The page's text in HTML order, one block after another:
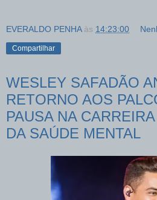
EVERALDO PENHA às 14:23:00
Compartilhar
WESLEY SAFADÃO
RETORNO AOS
PAUSA NA
DA SAÚDE MENTAL